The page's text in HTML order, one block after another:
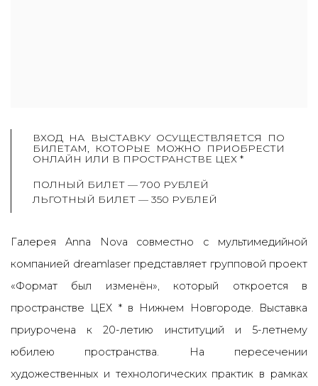
ВХОД НА ВЫСТАВКУ ОСУЩЕСТВЛЯЕТСЯ ПО
БИЛЕТАМ, КОТОРЫЕ МОЖНО ПРИОБРЕСТИ
ОНЛАЙН ИЛИ В ПРОСТРАНСТВЕ ЦЕХ *
ПОЛНЫЙ БИЛЕТ — 700 РУБЛЕЙ
ЛЬГОТНЫЙ БИЛЕТ — 350 РУБЛЕЙ
Галерея Anna Nova совместно с мультимедийной
компанией dreamlaser представляет групповой проект
«Формат был изменён», который откроется в
пространстве ЦЕХ * в Нижнем Новгороде. Выставка
приурочена к 20-летию институций и 5-летнему
юбилею пространства. На пересечении
художественных и технологических практик в рамках